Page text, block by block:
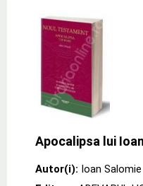
Apocalipsa lui
Autor(i): Ioan Salomie